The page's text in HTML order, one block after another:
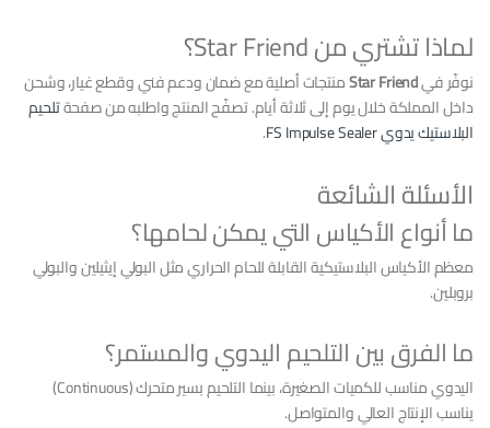
لماذا تشتري من Star Friend؟
نوفّر فيStar Friendمنتجات أصلية مع ضمان ودعم فني وقطع غيار، وشحن
داخل المملكة خلال يوم إلى ثلاثة أيام. تصفّح المنتج واطلبه من صفحةتلحيم
البلاستيك يدوي FS Impulse Sealer
.
الأسئلة الشائعة
ما أنواع الأكياس التي يمكن لحامها؟
معظم الأكياس البلاستيكية القابلة للحام الحراري مثل البولي إيثيلين والبولي
بروبلين.
ما الفرق بين التلحيم اليدوي والمستمر؟
اليدوي مناسب للكميات الصغيرة، بينما التلحيم بسير متحرك (Continuous)
يناسب الإنتاج العالي والمتواصل.